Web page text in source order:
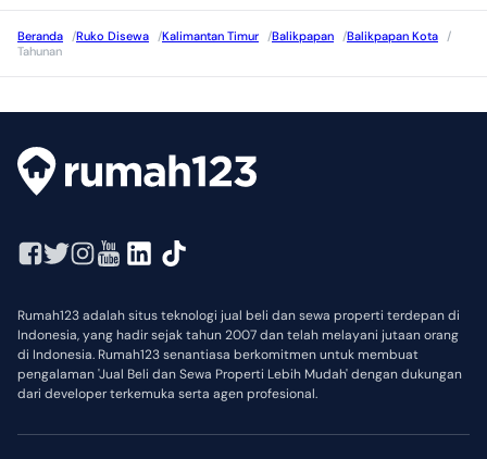
Beranda /Ruko Disewa /Kalimantan Timur /Balikpapan /Balikpapan Kota
/
Tahunan
Rumah123 adalah situs teknologi jual beli dan sewa properti terdepan di
Indonesia, yang hadir sejak tahun 2007 dan telah melayani jutaan orang
di Indonesia. Rumah123 senantiasa berkomitmen untuk membuat
pengalaman 'Jual Beli dan Sewa Properti Lebih Mudah' dengan dukungan
dari developer terkemuka serta agen profesional.